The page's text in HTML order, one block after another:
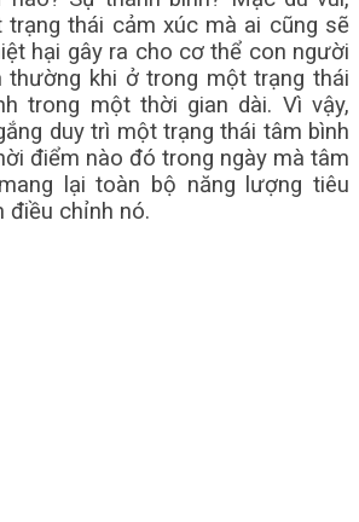
trạng thái cảm xúc mà ai cũng sẽ
hại gây ra cho cơ thể con người
thường khi ở trong một trạng thái
trong một thời gian dài. Vì vậy,
duy trì một trạng thái tâm bình
điểm nào đó trong ngày mà tâm
lại toàn bộ năng lượng tiêu
điều chỉnh nó.